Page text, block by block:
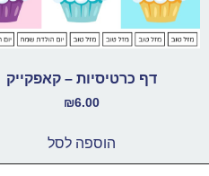
דף כרטיסיות – קאפקייק
₪6.00
הוספה לסל